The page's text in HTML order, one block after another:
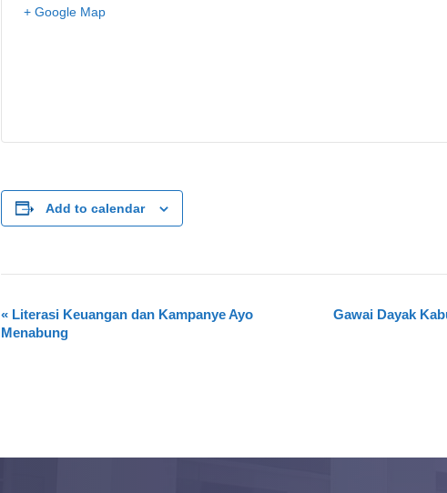
+ Google Map
Add to calendar
E
«Literasi Keuangan dan Kampanye Ayo
Menabung
Gawai Dayak